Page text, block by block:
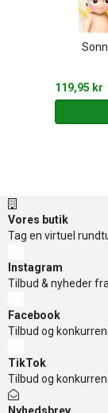
119,95 kr
Vores butik
Tag en virtuel
Instagram
Tilbud & nyheder
Facebook
Tilbud og
TikTok
Tilbud og